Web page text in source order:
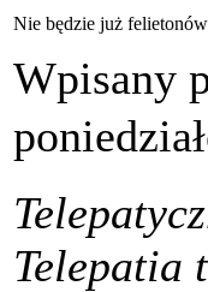
Nie będzie już
Wpisany
Telepatia